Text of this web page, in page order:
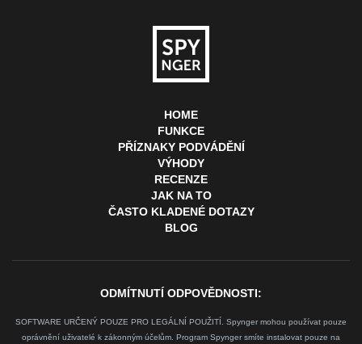
HOME
FUNKCE
PŘÍZNAKY PODVÁDĚNÍ
VÝHODY
RECENZE
JAK NA TO
ČASTO KLADENÉ DOTAZY
BLOG
ODMÍTNUTÍ ODPOVĚDNOSTI:
SOFTWARE URČENÝ POUZE PRO LEGÁLNÍ POUŽITÍ. Spynger mohou používat pouze
oprávnění uživatelé k zákonným účelům. Program Spynger smíte instalovat pouze na